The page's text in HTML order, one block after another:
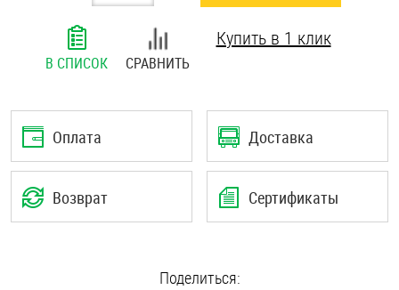
В СПИСОК СРАВНИТЬ
Купить в 1 клик
Оплата Доставка
Возврат Сертификаты
Поделиться: